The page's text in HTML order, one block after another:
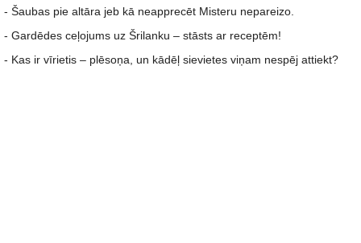
- Šaubas pie altāra jeb kā neapprecēt Misteru nepareizo.
- Gardēdes ceļojums uz Šrilanku – stāsts ar receptēm!
- Kas ir vīrietis – plēsoņa, un kādēļ sievietes viņam nespēj attiekt?